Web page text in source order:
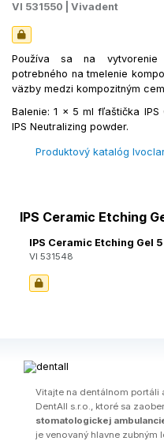
VI 531550 | Vivadent
Používa sa na vytvorenie
potrebného na tmelenie
väzby medzi kompozitným
Balenie: 1 x 5 ml fľaštička
IPS Neutralizing powder.
Produktový katalóg
IPS Ceramic Etching
IPS Ceramic Etching Gel 5
VI 531548
Vitajte na dentálnom portáli
DentAll s.r.o., ktoré sa
stomatologickej
je venovaný hlavne